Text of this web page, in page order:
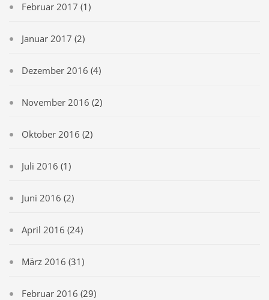
Februar 2017 (1)
Januar 2017 (2)
Dezember 2016 (4)
November 2016 (2)
Oktober 2016 (2)
Juli 2016 (1)
Juni 2016 (2)
April 2016 (24)
März 2016 (31)
Februar 2016 (29)